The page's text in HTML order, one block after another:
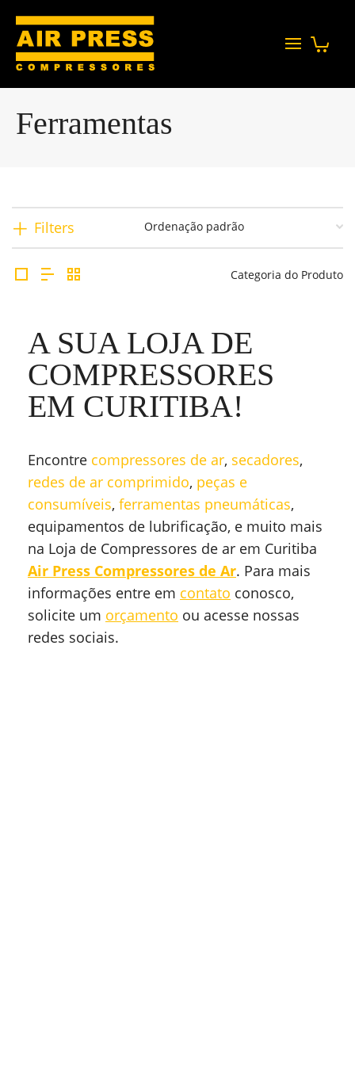
Ferramentas
Filters
Categoria do Produto
A SUA LOJA DE
COMPRESSORES
EM CURITIBA!
Encontre compressores de ar, secadores,
redes de ar comprimido, peças e
consumíveis, ferramentas pneumáticas,
equipamentos de lubrificação, e muito mais
na Loja de Compressores de ar em Curitiba
Air Press Compressores de Ar. Para mais
informações entre em contato conosco,
solicite um orçamento ou acesse nossas
redes sociais.